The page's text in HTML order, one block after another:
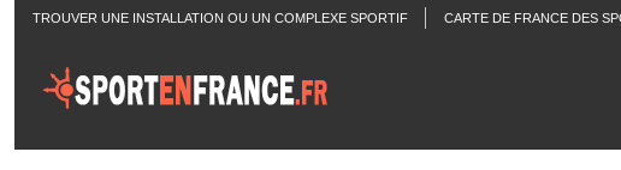
TROUVER UNE INSTALLATION OU UN COMPLEXE SPORTIF CARTE DE FRANCE DES